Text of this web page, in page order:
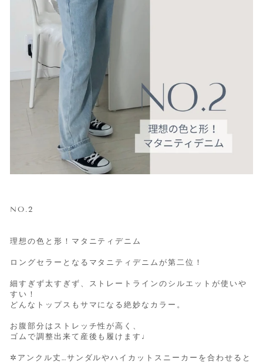
NO.2
理想の色と形！マタニティデニム
ロングセラーとなるマタニティデニムが第二位！
細すぎず太すぎず、ストレートラインのシルエットが使いや
すい！
どんなトップスもサマになる絶妙なカラー。
お腹部分はストレッチ性が高く、
ゴムで調整出来て産後も履けます♩
✲アンクル丈…サンダルやハイカットスニーカーを合わせると